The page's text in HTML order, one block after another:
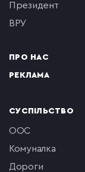
президент
ВРУ
ПРО НАС
РЕКЛАМА
СУСПІЛЬСТВО
ООС
комуналка
Дороги